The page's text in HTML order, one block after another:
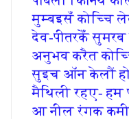
मुम्‍बइसँ कोच्‍चि‍
देव-पीतरकेँ
अनुभव करैत
सुइच ऑन केलौं
मैथि‍ली रहए- हम
आ नील रंगक